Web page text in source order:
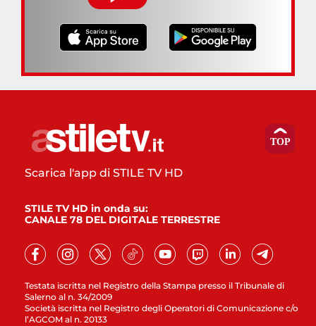
Testata iscritta nel Registro della Stampa presso il Tribunale di
Salerno al n. 34/2009
Società iscritta nel Registro degli Operatori di Comunicazione c/o
l’AGCOM al n. 20133
Scarica l'app di STILE TV HD
STILE TV HD in onda su:
CANALE 78 DEL DIGITALE TERRESTRE